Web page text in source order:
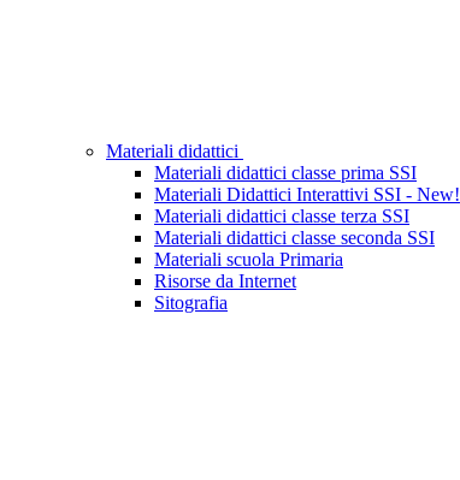
Materiali didattici
Materiali didattici classe prima SSI
Materiali Didattici Interattivi SSI - New!
Materiali didattici classe terza SSI
Materiali didattici classe seconda SSI
Materiali scuola Primaria
Risorse da Internet
Sitografia